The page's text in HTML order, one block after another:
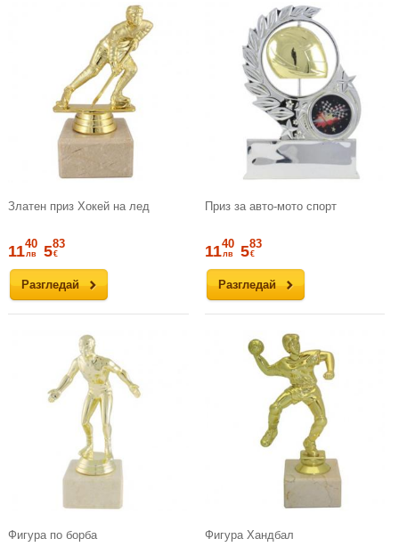
Златен приз Хокей на лед
Разгледай
1140
лв 583
€
Приз за авто-мото спорт
Разгледай
1140
лв 583
€
Фигура по борба Фигура Хандбал